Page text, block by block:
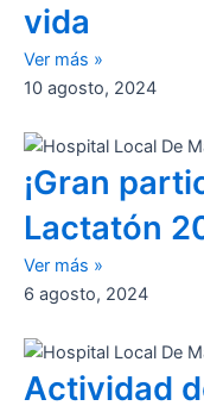
vida
Ver más »
10 agosto, 2024
¡Gran
Lactatón
Ver más »
6 agosto, 2024
Actividad